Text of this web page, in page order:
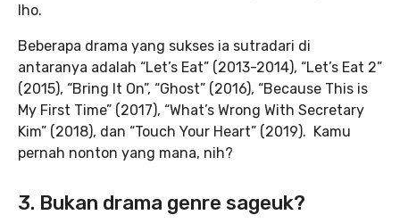
lho.
Beberapa drama yang sukses ia sutradari di
antaranya adalah “Let’s Eat” (2013-2014), “Let’s Eat 2”
(2015), “Bring It On”, “Ghost” (2016), “Because This is
My First Time” (2017), “What’s Wrong With Secretary
Kim” (2018), dan “Touch Your Heart” (2019). Kamu
pernah nonton yang mana, nih?
3. Bukan drama genre sageuk?